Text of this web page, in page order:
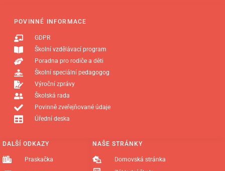
NAŠE STRÁNKY
Domovská stránka
DALŠÍ ODKAZY
Praskačka
POVINNÉ INFORMACE
GDPR
Školní vzdělávací program
Poradna pro rodiče a děti
Školní speciální pedagogog
Výroční zprávy
Školská rada
Povinně zveřejňované údaje
Úřední deska